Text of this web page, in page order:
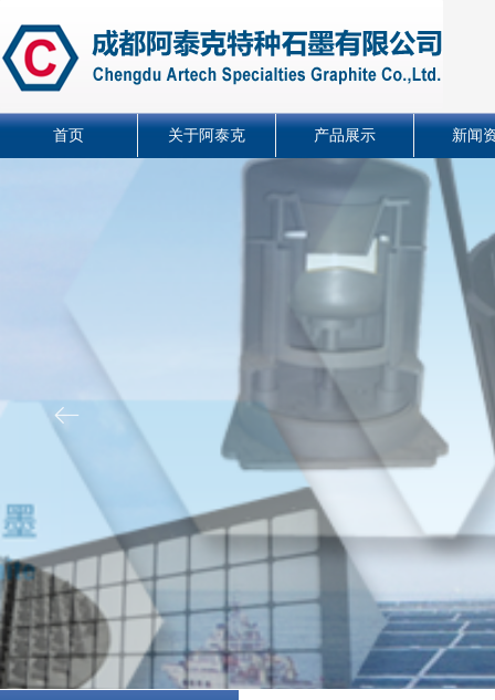
ꂃ
首页 关于阿泰克 产品展示 新闻